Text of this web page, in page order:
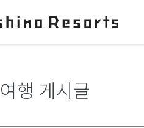
여행 게시글